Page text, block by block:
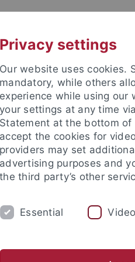
Ethik in
Technikphilosophie & KI
Internationales
Privacy settings
Our website uses cookies.
mandatory, while others
experience while using our
your settings at any time
Statement at the bottom of
accept the cookies for
providers may set
advertising purposes and
the third party’s other
Essential